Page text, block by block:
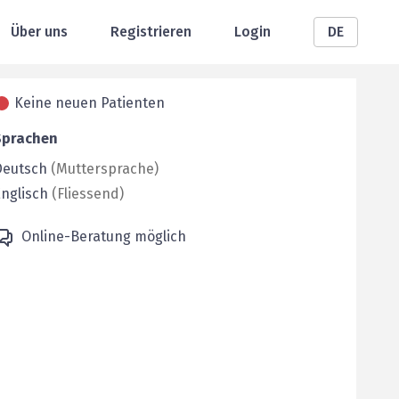
Über uns Registrieren Login DE
Keine neuen Patienten
(Muttersprache)
(Fliessend)
Online-Beratung möglich